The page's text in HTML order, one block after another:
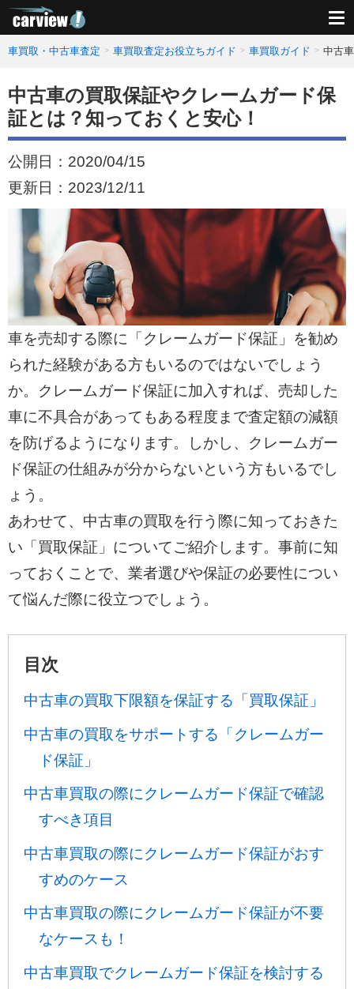
車買取・中古車査定 車買取査定お役立ちガイド 車買取ガイド 中古
中古車の買取保証やクレームガード保
証とは？知っておくと安心！
公開日： 2020/04/15
更新日： 2023/12/11
車を売却する際に「クレームガード保証」を勧め
られた経験がある方もいるのではないでしょう
か。クレームガード保証に加入すれば、売却した
車に不具合があってもある程度まで査定額の減額
を防げるようになります。しかし、クレームガー
ド保証の仕組みが分からないという方もいるでし
ょう。
あわせて、中古車の買取を行う際に知っておきた
い「買取保証」についてご紹介します。事前に知
っておくことで、業者選びや保証の必要性につい
て悩んだ際に役立つでしょう。
目次
中古車の買取下限額を保証する「買取保証」
中古車の買取をサポートする「クレームガー
ド保証」
中古車買取の際にクレームガード保証で確認
すべき項目
中古車買取の際にクレームガード保証がおす
すめのケース
中古車買取の際にクレームガード保証が不要
なケースも！
中古車買取でクレームガード保証を検討する